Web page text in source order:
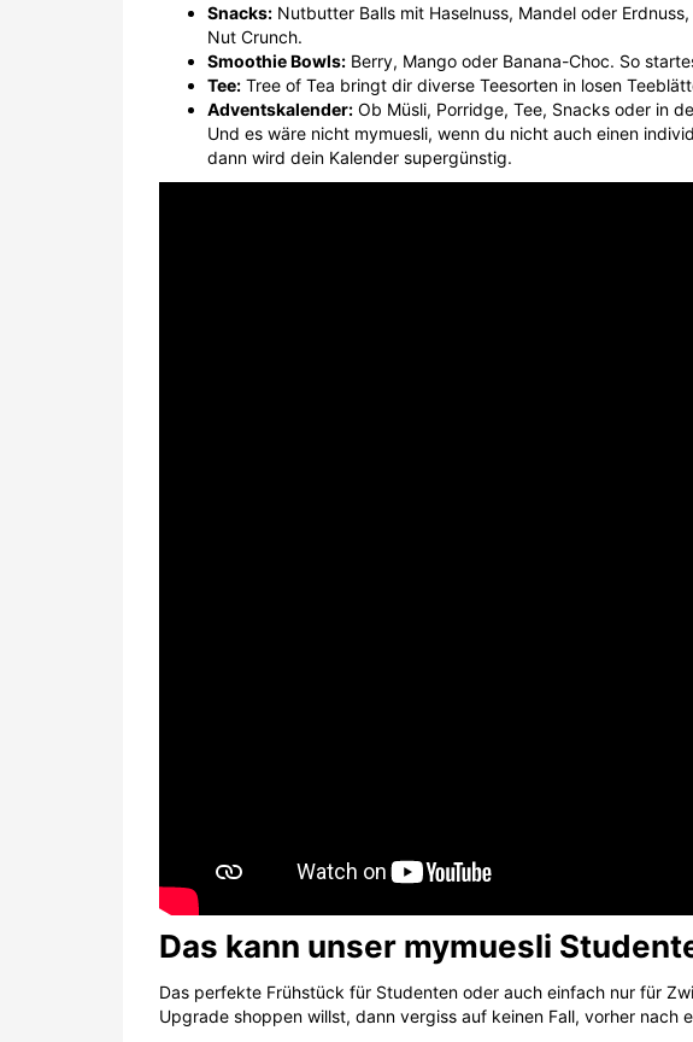
Snacks: Nutbutter Balls mit Haselnuss, Mandel oder
Nut Crunch.
Smoothie Bowls: Berry, Mango oder Banana-Choc. So
Tee: Tree of Tea bringt dir diverse Teesorten in losen
Adventskalender: Ob Müsli, Porridge, Tee, Snacks oder in
Und es wäre nicht mymuesli, wenn du nicht auch einen
dann wird dein Kalender supergünstig.
Das kann unser mymuesli
Das perfekte Frühstück für Studenten oder auch einfach nur für
Upgrade shoppen willst, dann vergiss auf keinen Fall, vorher nach